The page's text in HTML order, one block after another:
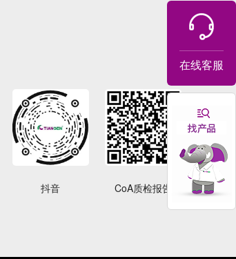
抖音 CoA质检报告
在线客服